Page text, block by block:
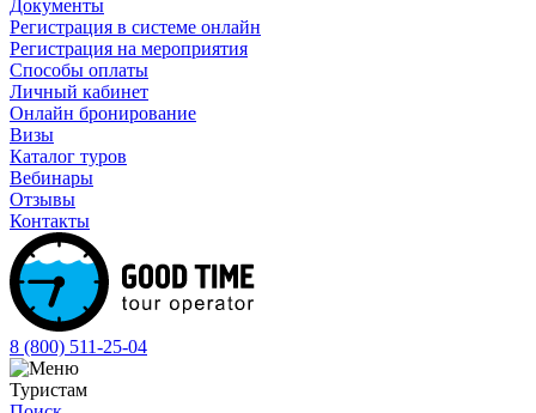
Документы
Регистрация в системе онлайн
Регистрация на мероприятия
Способы оплаты
Личный кабинет
Онлайн бронирование
Визы
Каталог туров
Вебинары
Отзывы
Контакты
8 (800) 511-25-04
Туристам